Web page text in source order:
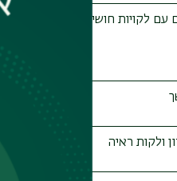
עם לקויות חושים; חירשות
ולקות ראיה